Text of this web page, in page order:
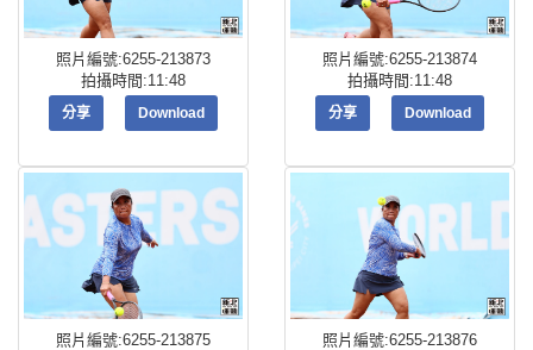
照片編號:6255-213873
拍攝時間:11:48
分享 Download
照片編號:6255-213874
拍攝時間:11:48
分享 Download
照片編號:6255-213875
照片編號:6255-213876